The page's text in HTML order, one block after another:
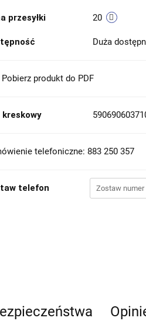
przesyłki 20
Duża
Pobierz produkt do PDF
kreskowy
telefoniczne: 883 250 357
telefon